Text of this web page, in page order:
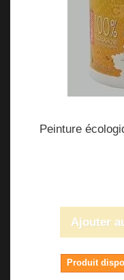
Peinture
Ajouter
Produit